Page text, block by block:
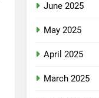
June 2025
May 2025
April 2025
March 2025